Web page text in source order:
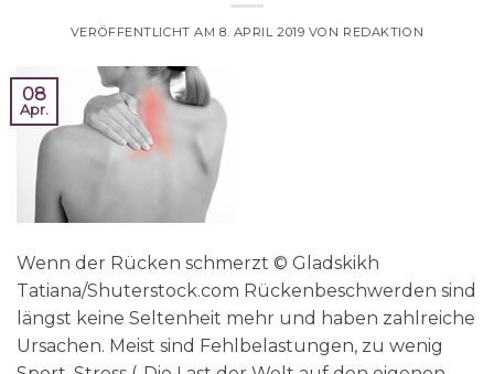
VERÖFFENTLICHT AM 8. APRIL 2019 VON REDAKTION
08
Apr.
Wenn der Rücken schmerzt © Gladskikh
Tatiana/Shuterstock.com Rückenbeschwerden sind
längst keine Seltenheit mehr und haben zahlreiche
Ursachen. Meist sind Fehlbelastungen, zu wenig